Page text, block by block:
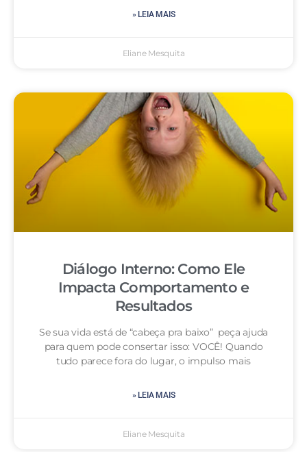
» LEIA MAIS
Eliane Mesquita
Diálogo Interno: Como Ele
Impacta Comportamento e
Resultados
Se sua vida está de “cabeça pra baixo” peça ajuda
para quem pode consertar isso: VOCÊ! Quando
tudo parece fora do lugar, o impulso mais
» LEIA MAIS
Eliane Mesquita